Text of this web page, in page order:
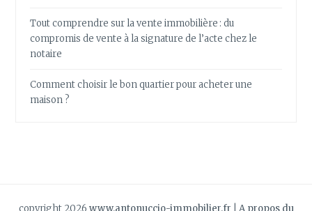
Tout comprendre sur la vente immobilière : du
compromis de vente à la signature de l’acte chez le
notaire
Comment choisir le bon quartier pour acheter une
maison ?
copyright 2026 www.antonuccio-immobilier.fr A propos du